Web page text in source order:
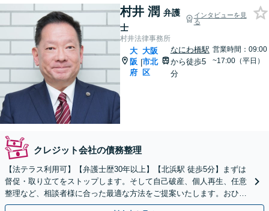
村井 潤 弁護
士
インタビューを見
る
村井法律事務所
大
阪
府
|
大阪
市北
区
なにわ橋駅
から徒歩5
分
営業時間：09:00
~17:00（平日）
クレジット会社の債務整理
【法テラス利用可】【弁護士歴30年以上】【北浜駅 徒歩5分】まずは
督促・取り立てをストップします。そして自己破産、個人再生、任意
整理など、相談者様に合った最適な方法をご提案いたします。おひと
りで悩まず、ぜひご相談ください。【法人破産も対応】